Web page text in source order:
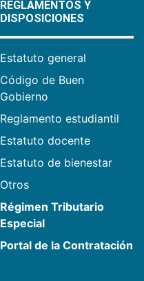
REGLAMENTOS Y
DISPOSICIONES
Estatuto general
Código de Buen
Gobierno
Reglamento estudiantil
Estatuto docente
Estatuto de bienestar
Otros
Régimen Tributario
Especial
Portal de la Contratación